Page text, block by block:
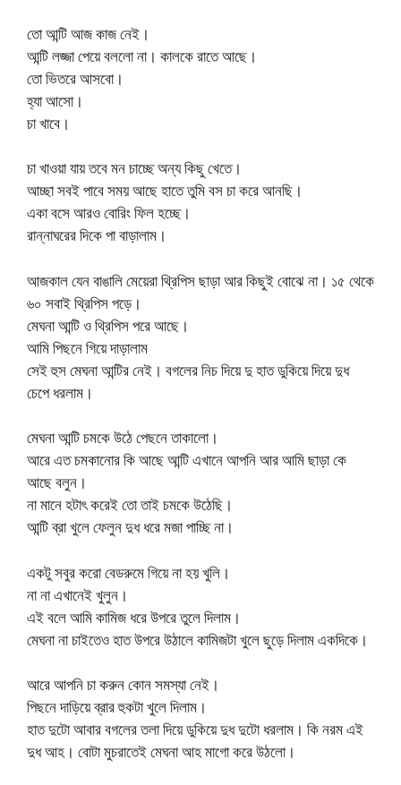
তো আন্টি আজ কাজ নেই।
আন্টি লজ্জা পেয়ে বললো না। কালকে রাতে আছে।
তো ভিতরে আসবো।
হ্যা আসো।
চা খাবে।
চা খাওয়া যায় তবে মন চাচ্ছে অন্য কিছু খেতে।
আচ্ছা সবই পাবে সময় আছে হাতে তুমি বস চা করে আনছি।
একা বসে আরও বোরিং ফিল হচ্ছে।
রান্নাঘরের দিকে পা বাড়ালাম।
আজকাল যেন বাঙালি মেয়েরা থ্রিপিস ছাড়া আর কিছুই বোঝে না। ১৫ থেকে
৬০ সবাই থ্রিপিস পড়ে।
মেঘনা আন্টি ও থ্রিপিস পরে আছে।
আমি পিছনে গিয়ে দাড়ালাম
সেই হুস মেঘনা আন্টির নেই। বগলের নিচ দিয়ে দু হাত ডুকিয়ে দিয়ে দুধ
চেপে ধরলাম।
মেঘনা আন্টি চমকে উঠে পেছনে তাকালো।
আরে এত চমকানোর কি আছে আন্টি এখানে আপনি আর আমি ছাড়া কে
আছে বলুন।
না মানে হটাৎ করেই তো তাই চমকে উঠেছি।
আন্টি ব্রা খুলে ফেলুন দুধ ধরে মজা পাচ্ছি না।
একটু সবুর করো বেডরুমে গিয়ে না হয় খুলি।
না না এখানেই খুলুন।
এই বলে আমি কামিজ ধরে উপরে তুলে দিলাম।
মেঘনা না চাইতেও হাত উপরে উঠালে কামিজটা খুলে ছুড়ে দিলাম একদিকে।
আরে আপনি চা করুন কোন সমস্যা নেই।
পিছনে দাড়িয়ে ব্রার হুকটা খুলে দিলাম।
হাত দুটো আবার বগলের তলা দিয়ে ডুকিয়ে দুধ দুটো ধরলাম। কি নরম এই
দুধ আহ। বোটা মুচরাতেই মেঘনা আহ মাগো করে উঠলো।